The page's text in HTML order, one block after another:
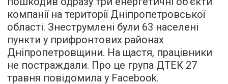
компанії на території Дніпропетровської
області. Знеструмлені були 63 населені
пункти у прифронтових районах
Дніпропетровщини. На щастя, працівники
не постраждали. Про це група ДТЕК 27
травня повідомила у Facebook.